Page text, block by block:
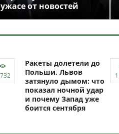
ужасе от новостей
Ракеты долетели до
Польши, Львов
затянуло дымом: что
показал ночной удар
и почему Запад уже
боится сентября